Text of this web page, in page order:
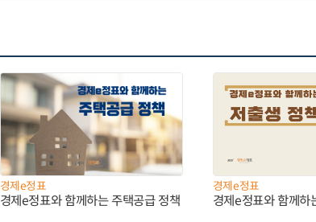
경제e정표
경제e정표와 함께하는 주택공급 정책
경제e정표
경제e정표와 함께하